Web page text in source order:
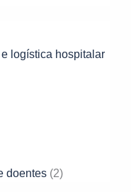
logística hospitalar
doentes (2)